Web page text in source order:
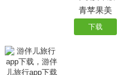
青苹果美
下载